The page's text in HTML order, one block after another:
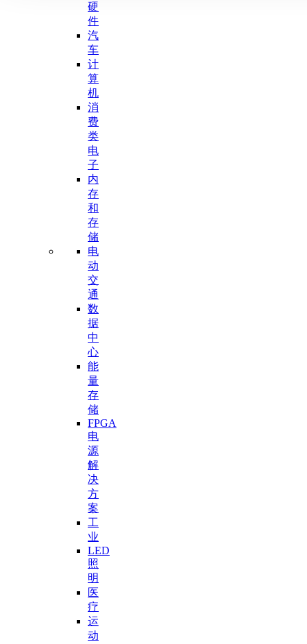
硬
件
汽
车
计
算
机
消
费
类
电
子
内
存
和
存
储
电
动
交
通
数
据
中
心
能
量
存
储
FPGA
电
源
解
决
方
案
工
业
LED
照
明
医
疗
运
动